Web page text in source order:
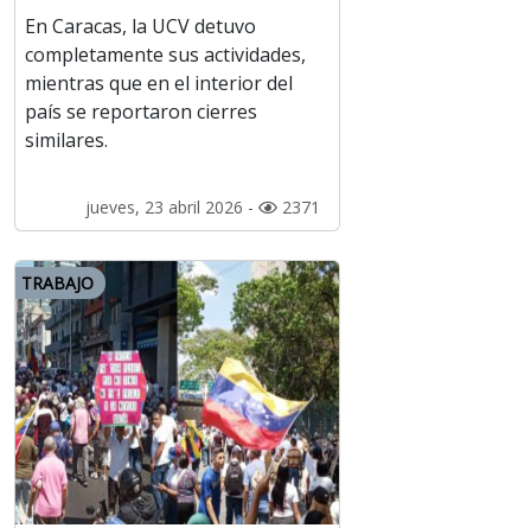
En Caracas, la UCV detuvo
completamente sus actividades,
mientras que en el interior del
país se reportaron cierres
similares.
jueves, 23 abril 2026 - 2371
TRABAJO